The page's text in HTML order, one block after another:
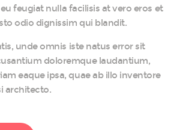
feugiat nulla facilisis at vero eros et
odio dignissim qui blandit.
unde omnis iste natus error sit
doloremque laudantium,
eaque ipsa, quae ab illo inventore
architecto.